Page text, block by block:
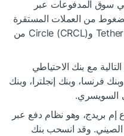
في سوق المدفوعات عبر
من العملات المستقرة
المدعومة بالدولار، حيث تُعدّ كل من Tether وCircle (CRCL) من
مع بنك الاحتياطي
فرنسا، وبنك إنجلترا، وبنك
السويسري.
بريدج، وهو نظام دفع عبر
الصيني. وقد انسحب بنك